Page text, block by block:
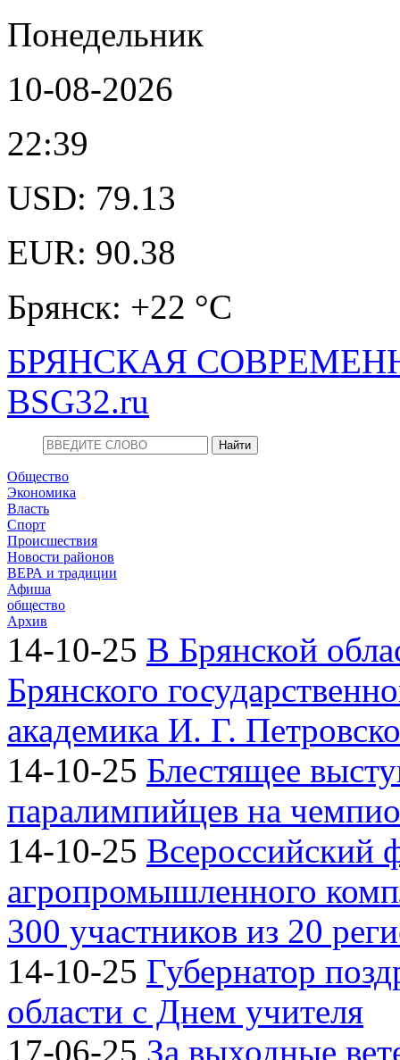
Понедельник
10-08-2026
22:39
USD: 79.13
EUR: 90.38
Брянск: +22 °С
БРЯНСКАЯ
BSG32.ru
Общество
Экономика
Власть
Спорт
Происшествия
Новости районов
ВЕРА и традиции
Афиша
общество
Архив
14-10-25 В Брянской
Брянского
академика И. Г.
14-10-25 Блестящее
паралимпийцев на
14-10-25 Всероссийский
агропромышленного
300 участников из 20
14-10-25 Губернатор
области с Днем учителя
17-06-25 За выходные